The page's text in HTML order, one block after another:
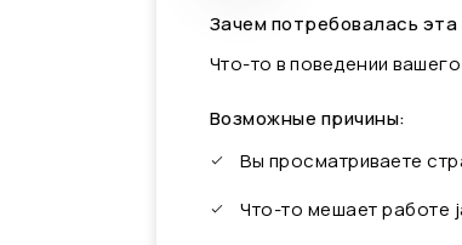
Зачем потребовалась эта
Что-то в поведении
Возможные причины:
Вы просматриваете
Что-то мешает работе